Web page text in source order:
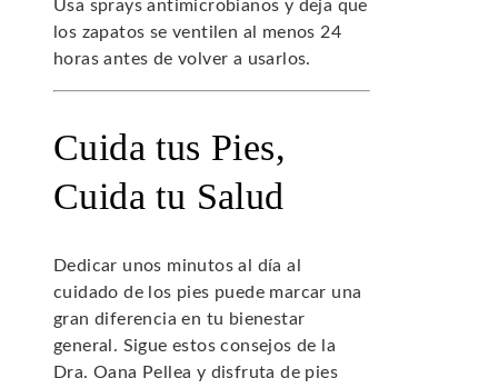
Usa sprays antimicrobianos y deja que
los zapatos se ventilen al menos 24
horas antes de volver a usarlos.
Cuida tus Pies,
Cuida tu Salud
Dedicar unos minutos al día al
cuidado de los pies puede marcar una
gran diferencia en tu bienestar
general. Sigue estos consejos de la
Dra. Oana Pellea y disfruta de pies